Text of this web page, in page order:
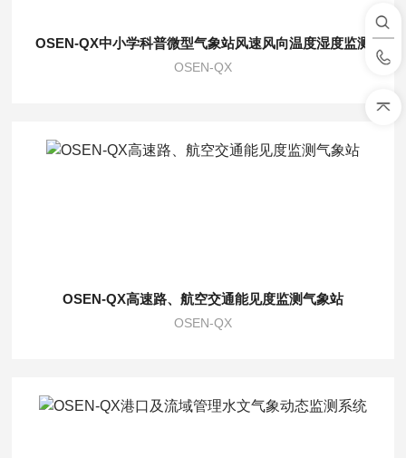
OSEN-QX中小学科普微型气象站风速风向温度湿度监测
OSEN-QX
OSEN-QX高速路、航空交通能见度监测气象站
OSEN-QX